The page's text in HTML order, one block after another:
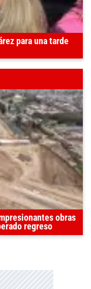
para una tarde
obras
regreso